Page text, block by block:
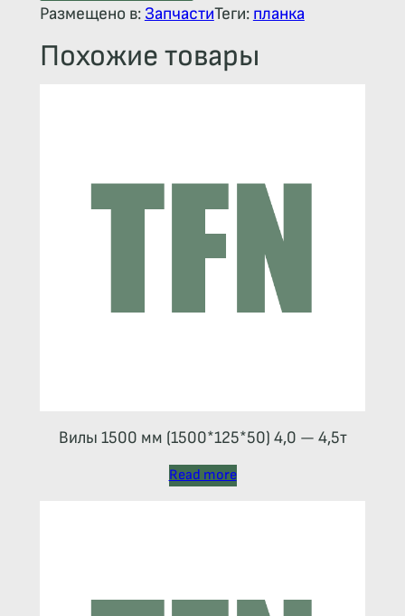
Размещено в: ЗапчастиТеги: планка
Похожие товары
Вилы 1500 мм (1500*125*50) 4,0 — 4,5т
Read more